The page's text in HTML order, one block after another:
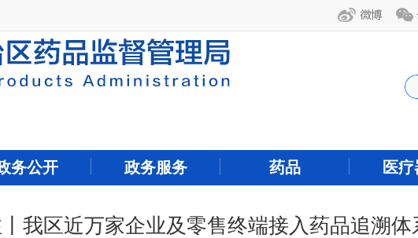
务公开 政务服务 药品 医
我区近万家企业及零售终端接入药品追溯体